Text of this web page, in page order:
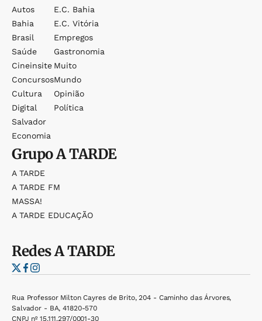
Autos
Bahia
Brasil
Saúde
Cineinsite
Concursos
Cultura
Digital
Salvador
Economia
E.c. Bahia
E.c. Vitória
Empregos
Gastronomia
Muito
Mundo
Opinião
Política
GrupoA TARDE
A TARDE
A TARDE FM
MASSA!
A TARDE EDUCAÇÃO
RedesA TARDE
Rua Professor Milton Cayres de Brito, 204 - Caminho das Árvores,
Salvador - BA, 41820-570
CNPJ nº 15.111.297/0001-30